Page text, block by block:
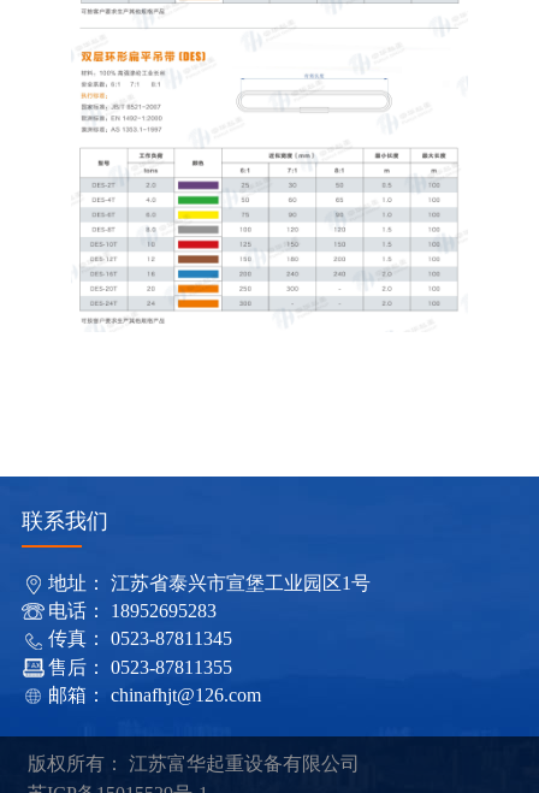
联系我们
地址： 江苏省泰兴市宣堡工业园区1号
电话： 18952695283
传真： 0523-87811345
售后： 0523-87811355
邮箱： chinafhjt@126.com
版权所有： 江苏富华起重设备有限公司